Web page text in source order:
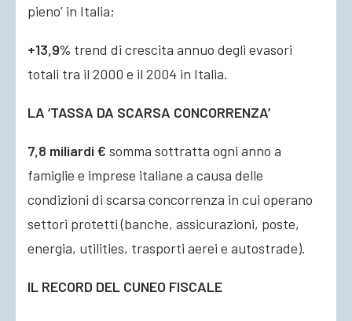
pieno’ in Italia;
+13,9% trend di crescita annuo degli evasori
totali tra il 2000 e il 2004 in Italia.
LA ‘TASSA DA SCARSA CONCORRENZA’
7,8 miliardi € somma sottratta ogni anno a
famiglie e imprese italiane a causa delle
condizioni di scarsa concorrenza in cui operano
settori protetti (banche, assicurazioni, poste,
energia, utilities, trasporti aerei e autostrade).
IL RECORD DEL CUNEO FISCALE